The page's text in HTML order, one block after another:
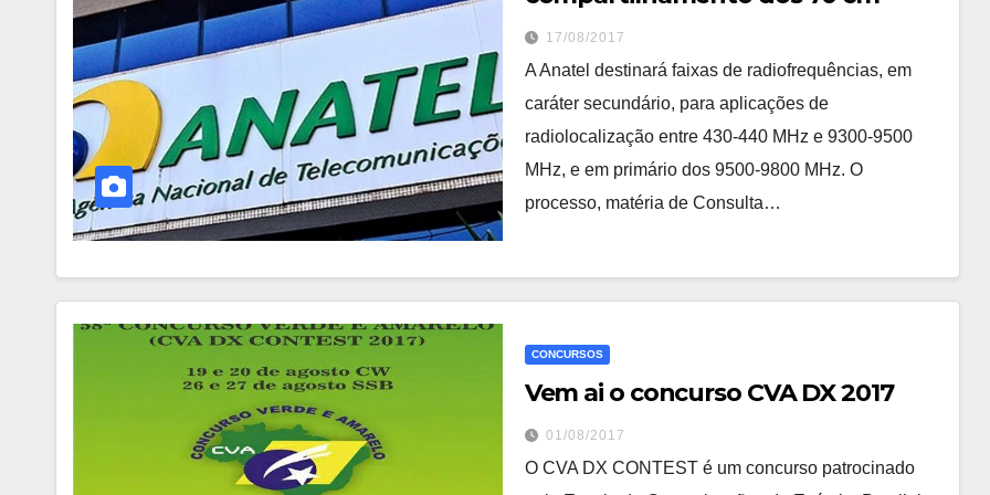
17/08/2017
A Anatel destinará faixas de radiofrequências, em
caráter secundário, para aplicações de
radiolocalização entre 430-440 MHz e 9300-9500
MHz, e em primário dos 9500-9800 MHz. O
processo, matéria de Consulta…
CONCURSOS
Vem ai o concurso CVA DX 2017
01/08/2017
O CVA DX CONTEST é um concurso patrocinado